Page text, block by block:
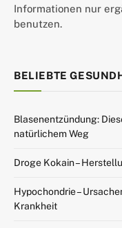
Informationen nur
benutzen.
BELIEBTE
Blasenentzündung:
natürlichem Weg
Droge Kokain –
Hypochondrie –
Krankheit